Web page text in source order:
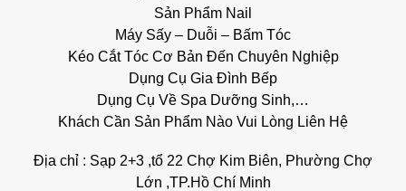
Sản Phẩm Nail
Máy Sấy – Duỗi – Bấm Tóc
Kéo Cắt Tóc Cơ Bản Đến Chuyên Nghiệp
Dụng Cụ Gia Đình Bếp
Dụng Cụ Về Spa Dưỡng Sinh,…
Khách Cần Sản Phẩm Nào Vui Lòng Liên Hệ
Địa chỉ : Sạp 2+3 ,tổ 22 Chợ Kim Biên, Phường Chợ
Lớn ,TP.Hồ Chí Minh